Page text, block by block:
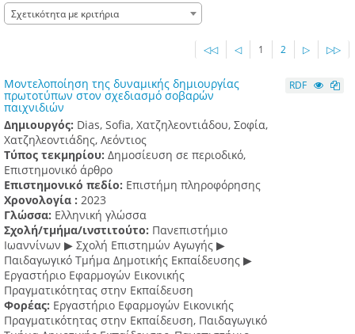
Σχετικότητα με κριτήρια
◁◁ ◁ 1 2 ▷ ▷▷
Μοντελοποίηση της δυναμικής δημιουργίας
πρωτοτύπων στον σχεδιασμό σοβαρών
παιχνιδιών
Δημιουργός: Dias, Sofia, Χατζηλεοντιάδου, Σοφία,
Χατζηλεοντιάδης, Λεόντιος
Τύπος τεκμηρίου: Δημοσίευση σε περιοδικό,
Επιστημονικό άρθρο
Επιστημονικό πεδίο: Επιστήμη πληροφόρησης
Χρονολογία : 2023
Γλώσσα: Ελληνική γλώσσα
Σχολή/τμήμα/ινστιτούτο: Πανεπιστήμιο
Ιωαννίνων ▶ Σχολή Επιστημών Αγωγής ▶
Παιδαγωγικό Τμήμα Δημοτικής Εκπαίδευσης ▶
Eργαστήριο Εφαρμογών Eικονικής
Πραγματικότητας στην Εκπαίδευση
Φορέας: Εργαστήριο Εφαρμογών Εικονικής
Πραγματικότητας στην Εκπαίδευση, Παιδαγωγικό
RDF